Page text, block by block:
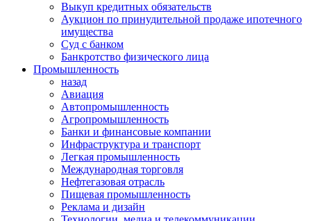
Выкуп кредитных обязательств
Аукцион по принудительной продаже ипотечного
имущества
Суд с банком
Банкротство физического лица
Промышленность
назад
Авиация
Автопромышленность
Агропромышленность
Банки и финансовые компании
Инфраструктура и транспорт
Легкая промышленность
Международная торговля
Нефтегазовая отрасль
Пищевая промышленность
Реклама и дизайн